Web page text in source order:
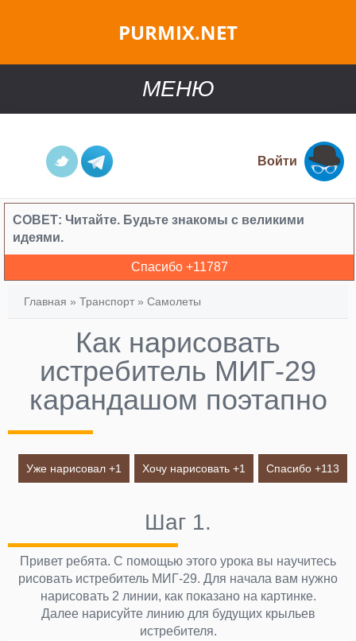
PURMIX.NET
МЕНЮ
Войти
СОВЕТ: Читайте. Будьте знакомы с великими
идеями.
Спасибо +11787
Главная » Транспорт » Самолеты
Как нарисовать
истребитель МИГ-29
карандашом поэтапно
Уже нарисовал +1 Хочу нарисовать +1 Спасибо +113
Шаг 1.
Привет ребята. С помощью этого урока вы научитесь
рисовать истребитель МИГ-29. Для начала вам нужно
нарисовать 2 линии, как показано на картинке.
Далее нарисуйте линию для будущих крыльев
истребителя.